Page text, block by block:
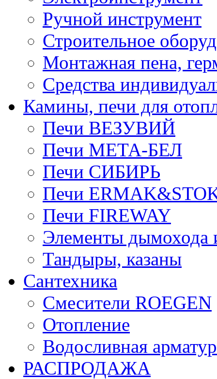
Ручной инструмент
Строительное
Монтажная пена,
Средства
Камины, печи для
Печи ВЕЗУВИЙ
Печи МЕТА-БЕЛ
Печи СИБИРЬ
Печи
Печи FIREWAY
Элементы дымохода
Тандыры, казаны
Сантехника
Смесители ROEGEN
Отопление
Водосливная
РАСПРОДАЖА